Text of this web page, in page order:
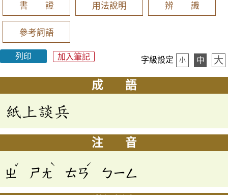
書 證 用法說明 辨 識
參考詞語
列印 加入筆記 字級設定 小 中 大
成 語
紙上談兵
注 音
ㄓ
ˇ
ㄕㄤ
ˋ
ㄊㄢ
ˊ
ㄅㄧㄥ